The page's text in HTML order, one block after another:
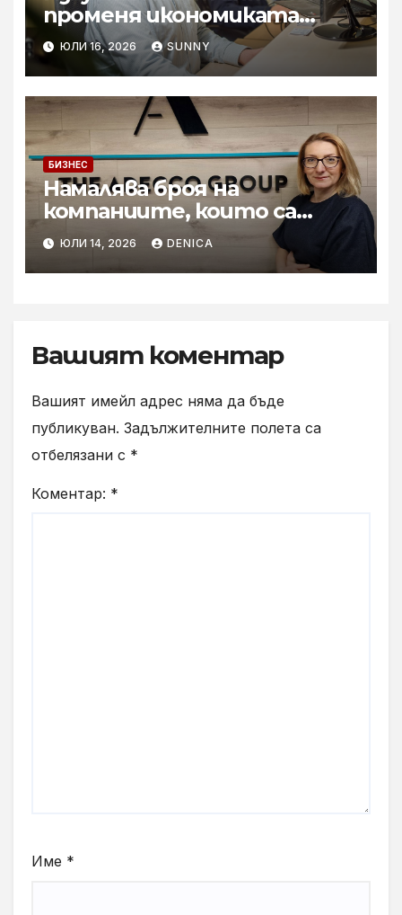
променя икономиката
софтуерните решение за
бизнеса
ЮЛИ 16, 2026 SUNNY
БИЗНЕС
Намалява броя на
компаниите, които са
готови за мащабното
внедряване на AI
ЮЛИ 14, 2026 DENICA
Вашият коментар
Вашият имейл адрес няма да бъде
публикуван. Задължителните полета са
отбелязани с *
Коментар: *
Име *